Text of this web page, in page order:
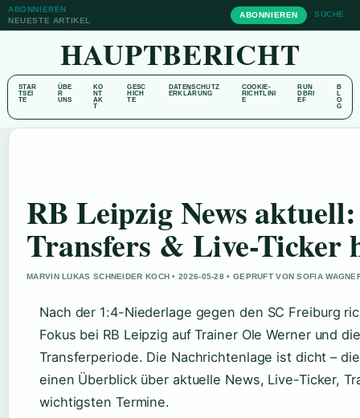
ABONNIEREN
NEUESTE ARTIKEL
ABONNIEREN SUCHE
HAUPTBERICHT
STAR
TSEI
TE
ÜBE
R
UNS
KO
NT
AK
T
GESC
HICH
TE
DATENSCHUTZ
ERKLÄRUNG
COOKIE-
RICHTLINI
E
RUN
DBRI
EF
B
L
O
G
RB Leipzig News aktuell:
Transfers & Live-Ticker
MARVIN LUKAS SCHNEIDER KOCH • 2026-05-28 • GEPRUFT VON SOFIA
Nach der 1:4-Niederlage gegen den SC Freiburg
Fokus bei RB Leipzig auf Trainer Ole Werner und
Transferperiode. Die Nachrichtenlage ist dicht –
einen Überblick über aktuelle News, Live-Ticker,
wichtigsten Termine.